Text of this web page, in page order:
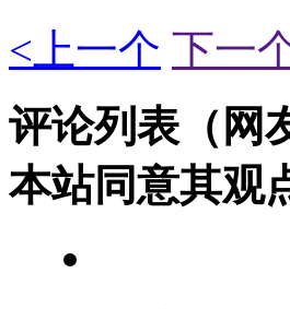
<上一个 下一
评论列表（网
本站同意其观